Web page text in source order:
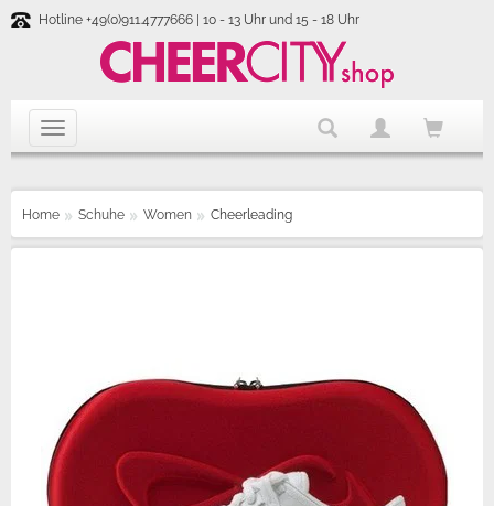
Hotline +49(0)911.4777666 | 10 - 13 Uhr und 15 - 18 Uhr
Home Schuhe Women Cheerleading